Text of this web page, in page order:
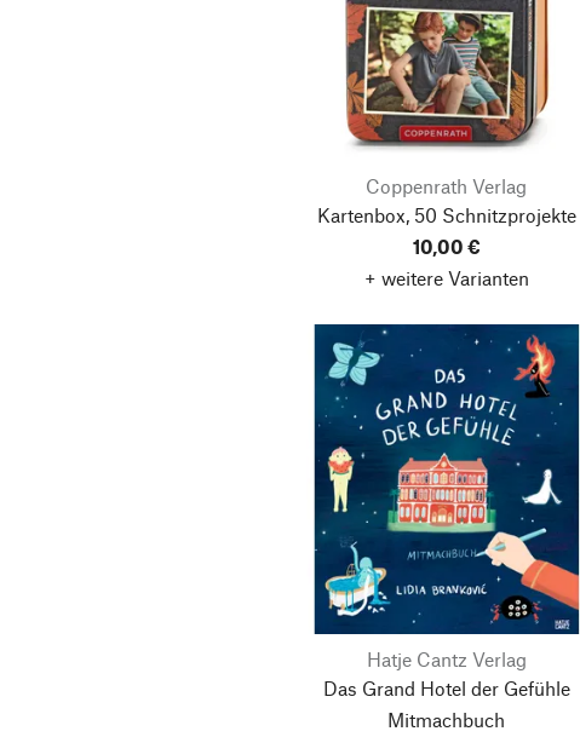
Coppenrath Verlag
Kartenbox, 50 Schnitzprojekte
10,00 €
+ weitere Varianten
Hatje Cantz Verlag
Das Grand Hotel der Gefühle
Mitmachbuch